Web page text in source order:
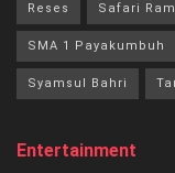
Reses Safari
SMA 1 Payakumbuh
Syamsul Bahri
Entertainment